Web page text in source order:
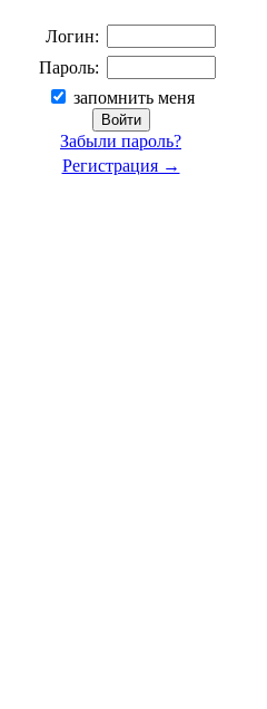
Логин:
Пароль:
запомнить меня
Забыли пароль?
Регистрация →